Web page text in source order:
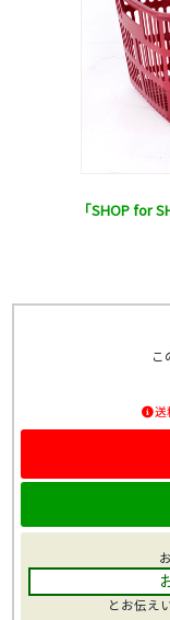
こ
送
とお伝え
「SHOP for